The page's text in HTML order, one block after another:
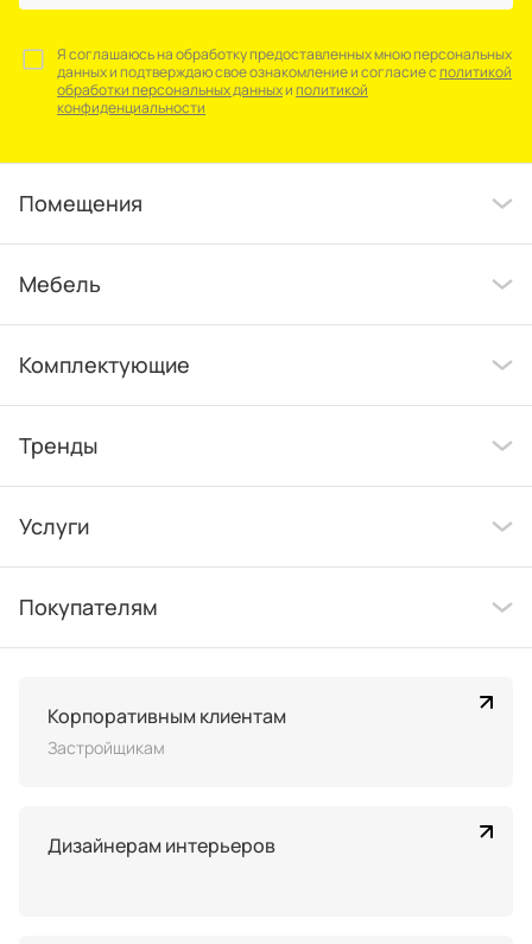
Я соглашаюсь на обработку предоставленных мною персональных
данных и подтверждаю свое ознакомление и согласие сполитикой
обработки персональных данныхиполитикой
конфиденциальности
Помещения
Мебель
Комплектующие
Тренды
Услуги
Покупателям
Корпоративным клиентам
Застройщикам
Дизайнерам интерьеров